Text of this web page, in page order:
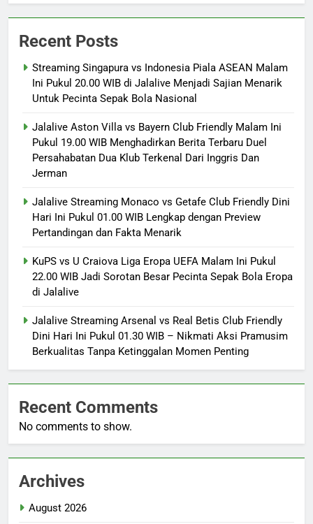
Recent Posts
Streaming Singapura vs Indonesia Piala ASEAN Malam
Ini Pukul 20.00 WIB di Jalalive Menjadi Sajian Menarik
Untuk Pecinta Sepak Bola Nasional
Jalalive Aston Villa vs Bayern Club Friendly Malam Ini
Pukul 19.00 WIB Menghadirkan Berita Terbaru Duel
Persahabatan Dua Klub Terkenal Dari Inggris Dan
Jerman
Jalalive Streaming Monaco vs Getafe Club Friendly Dini
Hari Ini Pukul 01.00 WIB Lengkap dengan Preview
Pertandingan dan Fakta Menarik
KuPS vs U Craiova Liga Eropa UEFA Malam Ini Pukul
22.00 WIB Jadi Sorotan Besar Pecinta Sepak Bola Eropa
di Jalalive
Jalalive Streaming Arsenal vs Real Betis Club Friendly
Dini Hari Ini Pukul 01.30 WIB – Nikmati Aksi Pramusim
Berkualitas Tanpa Ketinggalan Momen Penting
Recent Comments
No comments to show.
Archives
August 2026